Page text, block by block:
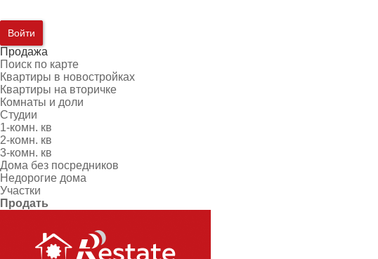
Войти
Продажа
Поиск по карте
Квартиры в новостройках
Квартиры на вторичке
Комнаты и доли
Студии
1-комн. кв
2-комн. кв
3-комн. кв
Дома без посредников
Недорогие дома
Участки
Продать